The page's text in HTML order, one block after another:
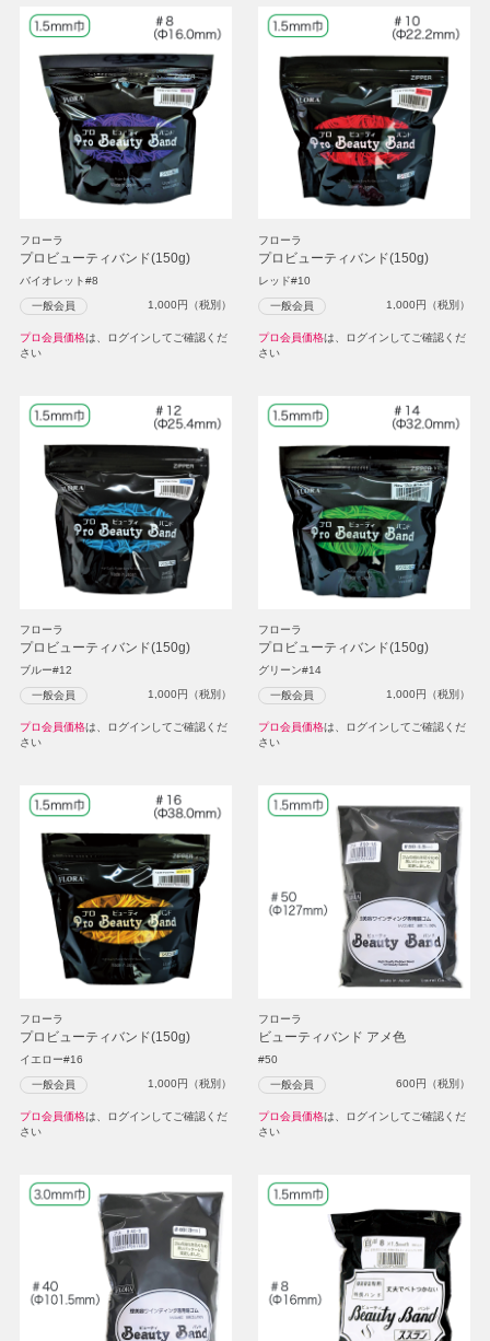
フローラ
プロビューティバンド(150g)
バイオレット#8
一般会員 1,000円（税別）
プロ会員価格は、ログインしてご確認くだ
さい
フローラ
プロビューティバンド(150g)
レッド#10
一般会員 1,000円（税別）
プロ会員価格は、ログインしてご確認くだ
さい
フローラ
プロビューティバンド(150g)
ブルー#12
一般会員 1,000円（税別）
プロ会員価格は、ログインしてご確認くだ
さい
フローラ
プロビューティバンド(150g)
グリーン#14
一般会員 1,000円（税別）
プロ会員価格は、ログインしてご確認くだ
さい
フローラ
プロビューティバンド(150g)
イエロー#16
一般会員 1,000円（税別）
プロ会員価格は、ログインしてご確認くだ
さい
フローラ
ビューティバンド アメ色
#50
一般会員 600円（税別）
プロ会員価格は、ログインしてご確認くだ
さい